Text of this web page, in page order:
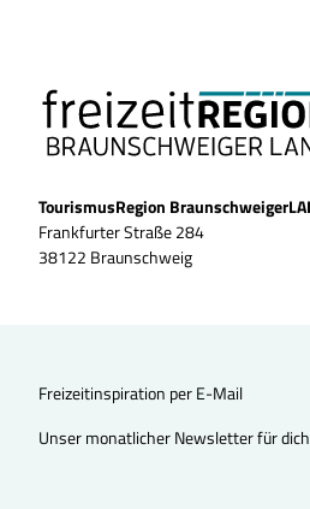
TourismusRegion
Frankfurter Straße 284
38122 Braunschweig
Freizeitinspiration per E-Mail
Unser monatlicher Newsletter für